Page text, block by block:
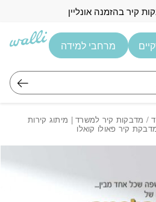
קיר בהזמנה אונליין
מרחבי למידה
/ מדבקות קיר למשרד | מיתוג קירות
קיר פאולו קואלו